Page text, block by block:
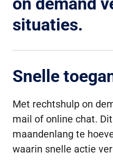
situaties.
Snelle
Met rechtshulp on
mail of online chat.
maandenlang te
waarin snelle actie